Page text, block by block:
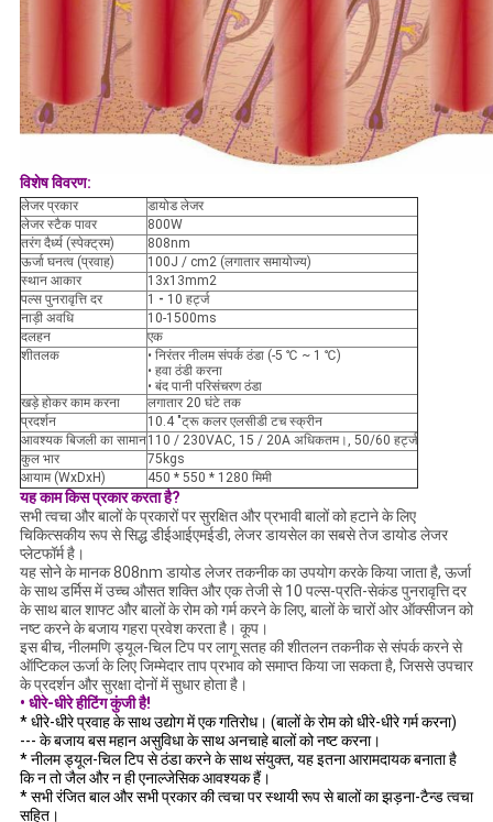
विशेष विवरण:
लेजर प्रकार
डायोड लेजर
लेजर स्टैक पावर
800W
तरंग दैर्ध्य (स्पेक्ट्रम)
808nm
ऊर्जा घनत्व (प्रवाह)
100J / cm2 (लगातार समायोज्य)
स्थान आकार
13x13mm2
पल्स पुनरावृत्ति दर
1 - 10 हर्ट्ज
नाड़ी अवधि
10-1500ms
दलहन
एक
शीतलक
• निरंतर नीलम संपर्क ठंडा (-5 ℃ ~ 1 ℃)
• हवा ठंडी करना
• बंद पानी परिसंचरण ठंडा
खड़े होकर काम करना
लगातार 20 घंटे तक
प्रदर्शन
10.4 "ट्रू कलर एलसीडी टच स्क्रीन
आवश्यक बिजली का सामान110 / 230VAC, 15 / 20A अधिकतम।, 50/60 हर्ट्ज
कुल भार
75kgs
आयाम (WxDxH)
450 * 550 * 1280 मिमी
यह काम किस प्रकार करता है?
सभी त्वचा और बालों के प्रकारों पर सुरक्षित और प्रभावी बालों को हटाने के लिए
चिकित्सकीय रूप से सिद्ध डीईआईएमईडी, लेजर डायसेल का सबसे तेज डायोड लेजर
प्लेटफॉर्म है।
यह सोने के मानक 808nm डायोड लेजर तकनीक का उपयोग करके किया जाता है, ऊर्जा
के साथ डर्मिस में उच्च औसत शक्ति और एक तेजी से 10 पल्स-प्रति-सेकंड पुनरावृत्ति दर
के साथ बाल शाफ्ट और बालों के रोम को गर्म करने के लिए, बालों के चारों ओर ऑक्सीजन को
नष्ट करने के बजाय गहरा प्रवेश करता है। कूप।
इस बीच, नीलमणि ड्यूल-चिल टिप पर लागू सतह की शीतलन तकनीक से संपर्क करने से
ऑप्टिकल ऊर्जा के लिए जिम्मेदार ताप प्रभाव को समाप्त किया जा सकता है, जिससे उपचार
के प्रदर्शन और सुरक्षा दोनों में सुधार होता है।
• धीरे-धीरे हीटिंग कुंजी है!
* धीरे-धीरे प्रवाह के साथ उद्योग में एक गतिरोध। (बालों के रोम को धीरे-धीरे गर्म करना)
--- के बजाय बस महान असुविधा के साथ अनचाहे बालों को नष्ट करना।
* नीलम ड्यूल-चिल टिप से ठंडा करने के साथ संयुक्त, यह इतना आरामदायक बनाता है
कि न तो जैल और न ही एनाल्जेसिक आवश्यक हैं।
* सभी रंजित बाल और सभी प्रकार की त्वचा पर स्थायी रूप से बालों का झड़ना-टैन्ड त्वचा
सहित।